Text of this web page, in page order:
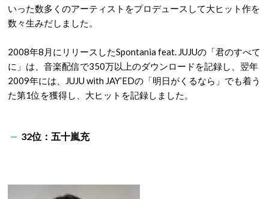
いった数多くのアーティストをプロデュースして大ヒット作を
数々生みだしました。
2008年8月にリリースしたSpontania feat. JUJUの「君のすべて
に」は、音楽配信で350万以上のダウンロードを記録し、翌年
2009年には、JUJU with JAY’EDの「明日がくるなら」でも着う
た第1位を獲得し、大ヒットを記録しました。
32位：五十嵐充